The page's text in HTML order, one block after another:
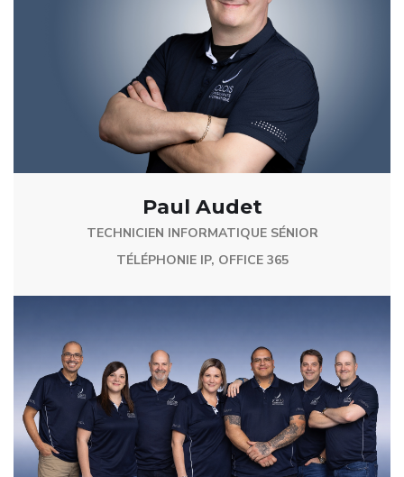
Paul Audet
TECHNICIEN INFORMATIQUE SÉNIOR
TÉLÉPHONIE IP, OFFICE 365